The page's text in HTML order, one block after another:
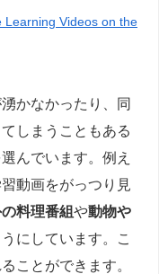
Learning Videos on the
かなかったり、同
しまうこともある
んでいます。例え
動画をがっつり見
料理番組や動物や
にしています。こ
ことができます。